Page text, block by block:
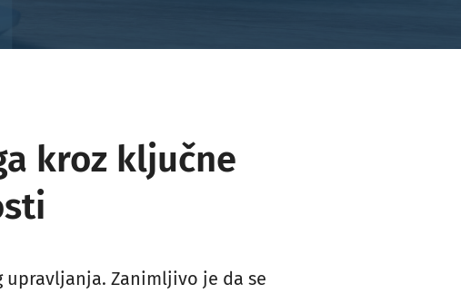
kroz ključne
Zanimljivo je da se